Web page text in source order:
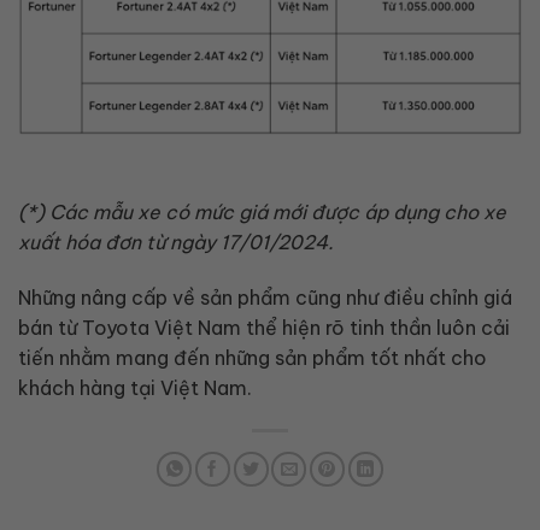
(*) Các mẫu xe có mức giá mới được áp dụng cho xe
xuất hóa đơn từ ngày 17/01/2024.
Những nâng cấp về sản phẩm cũng như điều chỉnh giá
bán từ Toyota Việt Nam thể hiện rõ tinh thần luôn cải
tiến nhằm mang đến những sản phẩm tốt nhất cho
khách hàng tại Việt Nam.